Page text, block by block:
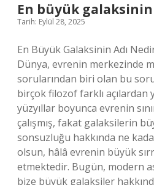
En büyük galaksinin
Tarih: Eylül 28, 2025
En Büyük Galaksinin Adı
Dünya, evrenin merkezinde
sorularından biri olan bu
birçok filozof farklı açılardan
yüzyıllar boyunca evrenin
çalışmış, fakat galaksilerin
sonsuzluğu hakkında ne
olsun, hâlâ evrenin büyük
etmektedir. Bugün, modern
bize büyük galaksiler